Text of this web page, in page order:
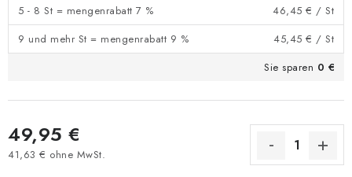
5 - 8 St = mengenrabatt 7 %
46,45 € / St
9 und mehr St = mengenrabatt 9 %
45,45 € / St
Sie sparen 0 €
49,95 €
41,63 € ohne MwSt.